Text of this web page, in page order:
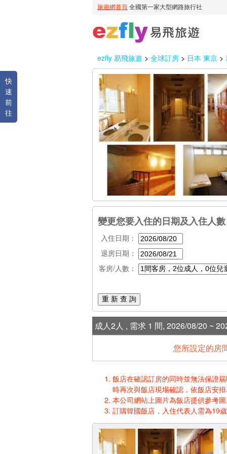
ezfly 易飛旅遊 > 全球訂房 > 日本 東京 >
快
速
前
往
變更您要入住的日期及入住人數
入住日期：
退房日期：
客房/人數：
重 新 查 詢
成人2人 , 需求 1 間, 2026/08/20 ~
您所設定的房
飯店在確認訂房的同時並無法保證
時再次與飯店現場確認，依飯店安
本公司網站上圖片為飯店提供參考
訂購韓國飯店，入住代表人需為19